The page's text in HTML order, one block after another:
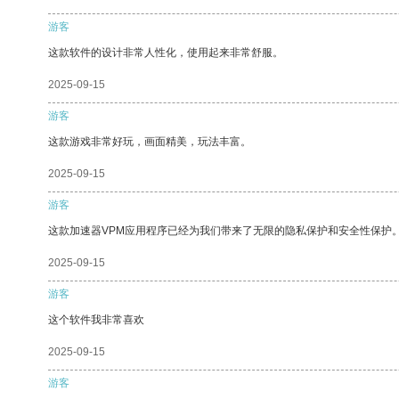
游客
这款软件的设计非常人性化，使用起来非常舒服。
2025-09-15
游客
这款游戏非常好玩，画面精美，玩法丰富。
2025-09-15
游客
这款加速器VPM应用程序已经为我们带来了无限的隐私保护和安全性保护
2025-09-15
游客
这个软件我非常喜欢
2025-09-15
游客